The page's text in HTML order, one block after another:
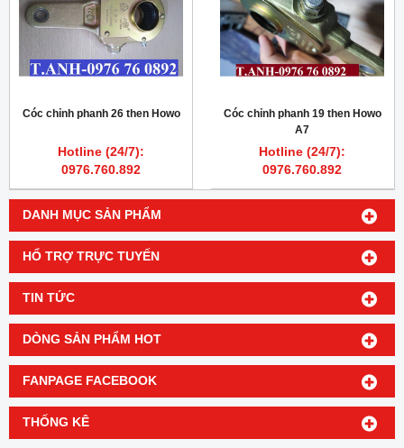
DANH MỤC SẢN PHẨM
HỔ TRỢ TRỰC TUYẾN
TIN TỨC
DÒNG SẢN PHẨM HOT
FANPAGE FACEBOOK
THỐNG KÊ
Cóc chỉnh phanh 26 then Howo
Hotline (24/7):
0976.760.892
Cóc chỉnh phanh 19 then Howo
A7
Hotline (24/7):
0976.760.892